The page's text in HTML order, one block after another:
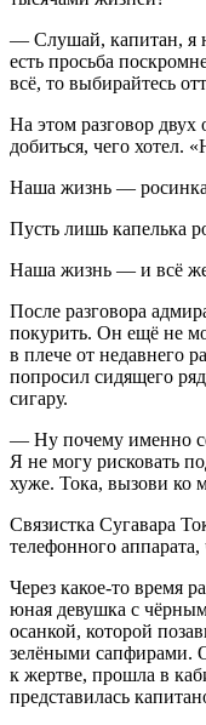
— Слушай, капитан, я
есть просьба
всё, то выбирайтесь
На этом разговор
добиться, чего хотел.
Наша жизнь —
Пусть лишь капелька
Наша жизнь — и всё
После разговора
покурить. Он ещё не
в плече от недавнего
попросил сидящего
сигару.
— Ну почему именно
Я не могу рисковать
хуже. Тока, вызови ко
Связистка Сугавара
телефонного
Через какое-то время
юная девушка с
осанкой, которой
зелёными сапфирами.
к жертве, прошла в
представилась